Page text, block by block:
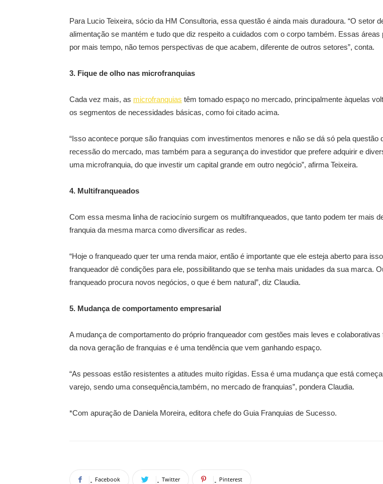
Para Lucio Teixeira, sócio da HM Consultoria, essa questão é ainda mais duradoura. “O setor
alimentação se mantém e tudo que diz respeito a cuidados com o corpo também. Essas áreas
por mais tempo, não temos perspectivas de que acabem, diferente de outros setores”, conta.
3. Fique de olho nas microfranquias
Cada vez mais, as microfranquias têm tomado espaço no mercado, principalmente àquelas
os segmentos de necessidades básicas, como foi citado acima.
“Isso acontece porque são franquias com investimentos menores e não se dá só pela questão
recessão do mercado, mas também para a segurança do investidor que prefere adquirir e
uma microfranquia, do que investir um capital grande em outro negócio”, afirma Teixeira.
4. Multifranqueados
Com essa mesma linha de raciocínio surgem os multifranqueados, que tanto podem ter mais
franquia da mesma marca como diversificar as redes.
“Hoje o franqueado quer ter uma renda maior, então é importante que ele esteja aberto para
franqueador dê condições para ele, possibilitando que se tenha mais unidades da sua marca.
franqueado procura novos negócios, o que é bem natural”, diz Claudia.
5. Mudança de comportamento empresarial
A mudança de comportamento do próprio franqueador com gestões mais leves e colaborativas
da nova geração de franquias e é uma tendência que vem ganhando espaço.
“As pessoas estão resistentes a atitudes muito rígidas. Essa é uma mudança que está
varejo, sendo uma consequência,também, no mercado de franquias”, pondera Claudia.
*Com apuração de Daniela Moreira, editora chefe do Guia Franquias de Sucesso.
Facebook Twitter Pinterest